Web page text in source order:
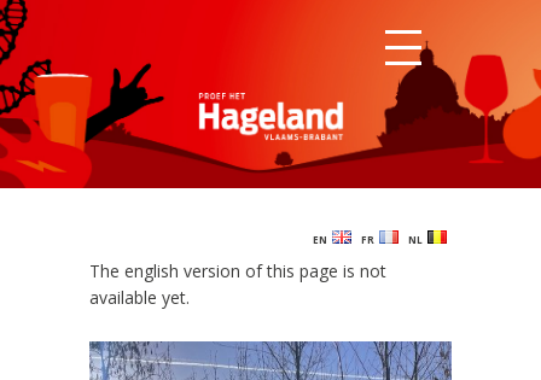
NL
FR
EN
The english version of this page is not
available yet.